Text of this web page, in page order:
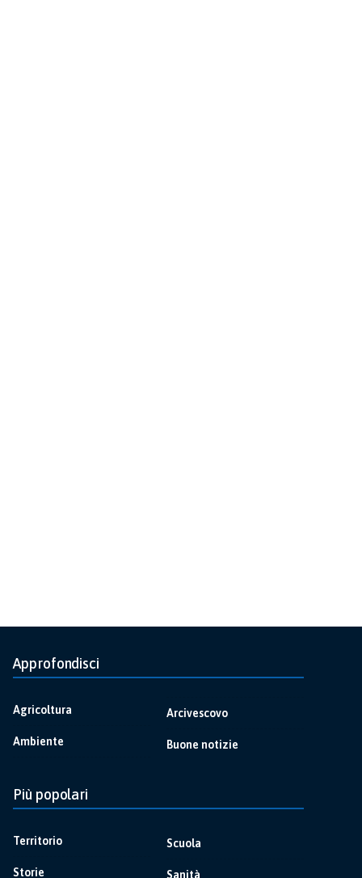
Approfondisci
Agricoltura
Ambiente
Arcivescovo
Buone notizie
Più popolari
Territorio
Storie
Scuola
Sanità